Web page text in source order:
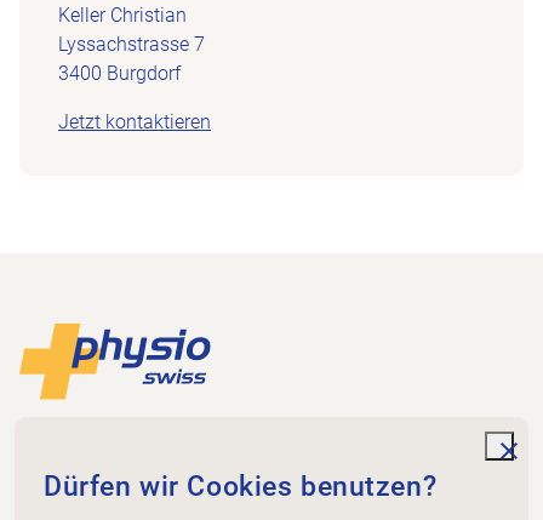
Keller Christian
Lyssachstrasse 7
3400 Burgdorf
Jetzt kontaktieren
Footer
Dammweg 3
3013 Bern
Dürfen wir Cookies benutzen?